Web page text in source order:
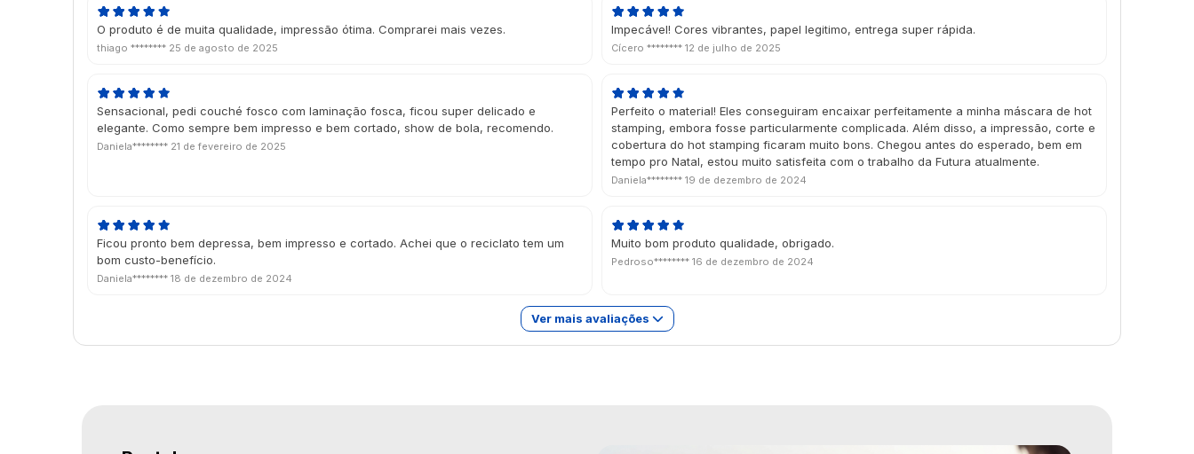
O produto é de muita qualidade, impressão ótima. Comprarei mais vezes.
thiago ******** 25 de agosto de 2025
Impecável! Cores vibrantes, papel legitimo, entrega super rápida.
Cícero ******** 12 de julho de 2025
Sensacional, pedi couché fosco com laminação fosca, ficou super delicado e
elegante. Como sempre bem impresso e bem cortado, show de bola, recomendo.
Daniela******** 21 de fevereiro de 2025
Perfeito o material! Eles conseguiram encaixar perfeitamente a minha máscara de hot
stamping, embora fosse particularmente complicada. Além disso, a impressão, corte e
cobertura do hot stamping ficaram muito bons. Chegou antes do esperado, bem em
tempo pro Natal, estou muito satisfeita com o trabalho da Futura atualmente.
Daniela******** 19 de dezembro de 2024
Ficou pronto bem depressa, bem impresso e cortado. Achei que o reciclato tem um
bom custo-benefício.
Daniela******** 18 de dezembro de 2024
Muito bom produto qualidade, obrigado.
Pedroso******** 16 de dezembro de 2024
Ver mais avaliações